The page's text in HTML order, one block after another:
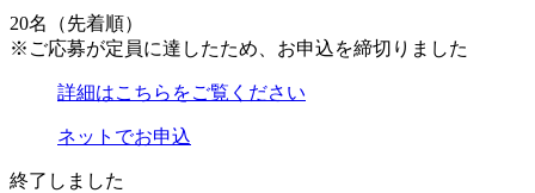
20名（先着順）
※ご応募が定員に達したため、お申込を締切りました
詳細はこちらをご覧ください
ネットでお申込
終了しました